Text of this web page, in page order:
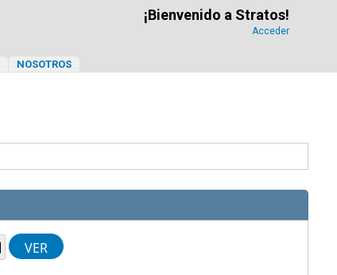
¡Bienvenido a Stratos!
Acceder
NOSOTROS